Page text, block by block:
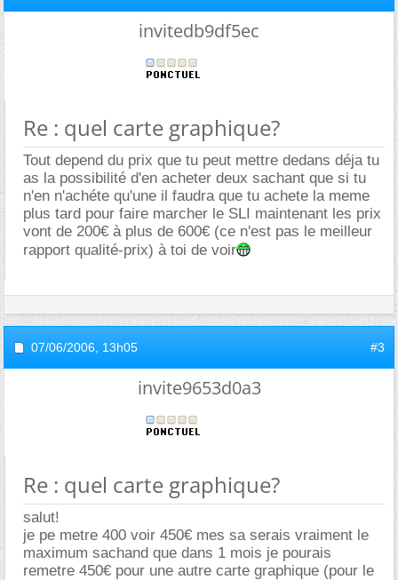
invitedb9df5ec
Re : quel carte graphique?
Tout depend du prix que tu peut mettre dedans déja tu
as la possibilité d'en acheter deux sachant que si tu
n'en n'achéte qu'une il faudra que tu achete la meme
plus tard pour faire marcher le SLI maintenant les prix
vont de 200€ à plus de 600€ (ce n'est pas le meilleur
rapport qualité-prix) à toi de voir
07/06/2006, 13h05 #3
invite9653d0a3
Re : quel carte graphique?
salut!
je pe metre 400 voir 450€ mes sa serais vraiment le
maximum sachand que dans 1 mois je pourais
remetre 450€ pour une autre carte graphique (pour le